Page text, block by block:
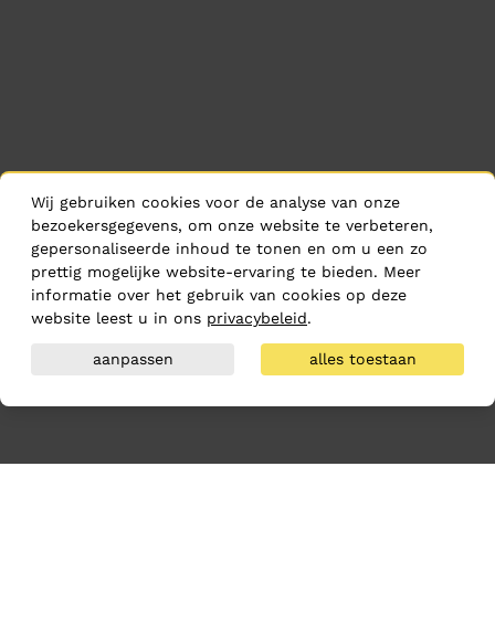
Wij gebruiken cookies voor de analyse van onze
bezoekersgegevens, om onze website te verbeteren,
gepersonaliseerde inhoud te tonen en om u een zo
prettig mogelijke website-ervaring te bieden. Meer
informatie over het gebruik van cookies op deze
website leest u in ons privacybeleid.
aanpassen alles toestaan